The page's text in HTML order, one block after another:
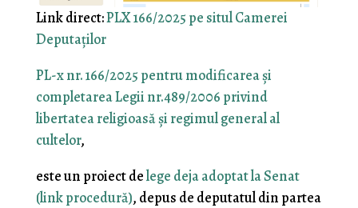
Link direct:PLX 166/2025 pe situl Camerei
Deputaţilor
PL-x nr. 166/2025 pentru modificarea şi
completarea Legii nr.489/2006 privind
libertatea religioasă şi regimul general al
cultelor,
este un proiect delege deja adoptat la Senat
(link procedură), depus de deputatul din partea